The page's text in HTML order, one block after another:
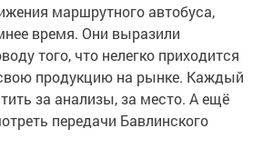
маршрутного автобуса,
время. Они выразили
того, что нелегко приходится
продукцию на рынке. Каждый
за анализы, за место. А ещё
передачи Бавлинского